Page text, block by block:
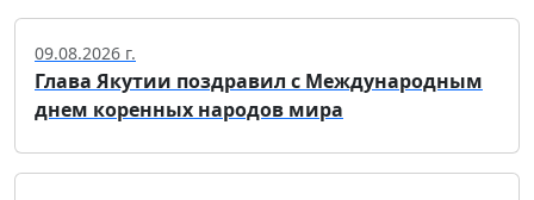
09.08.2026 г.
Глава Якутии поздравил с Международным
днем коренных народов мира